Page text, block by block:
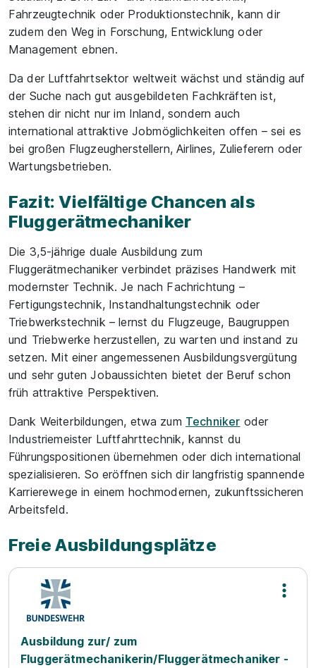
Fahrzeugtechnik oder Produktionstechnik, kann dir
zudem den Weg in Forschung, Entwicklung oder
Management ebnen.
Da der Luftfahrtsektor weltweit wächst und ständig auf
der Suche nach gut ausgebildeten Fachkräften ist,
stehen dir nicht nur im Inland, sondern auch
international attraktive Jobmöglichkeiten offen – sei es
bei großen Flugzeugherstellern, Airlines, Zulieferern oder
Wartungsbetrieben.
Fazit: Vielfältige Chancen als
Fluggerätmechaniker
Die 3,5-jährige duale Ausbildung zum
Fluggerätmechaniker verbindet präzises Handwerk mit
modernster Technik. Je nach Fachrichtung –
Fertigungstechnik, Instandhaltungstechnik oder
Triebwerkstechnik – lernst du Flugzeuge, Baugruppen
und Triebwerke herzustellen, zu warten und instand zu
setzen. Mit einer angemessenen Ausbildungsvergütung
und sehr guten Jobaussichten bietet der Beruf schon
früh attraktive Perspektiven.
Dank Weiterbildungen, etwa zum Techniker oder
Industriemeister Luftfahrttechnik, kannst du
Führungspositionen übernehmen oder dich international
spezialisieren. So eröffnen sich dir langfristig spannende
Karrierewege in einem hochmodernen, zukunftssicheren
Arbeitsfeld.
Freie Ausbildungsplätze
Ausbildung zur/ zum
Fluggerätmechanikerin/Fluggerätmechaniker -